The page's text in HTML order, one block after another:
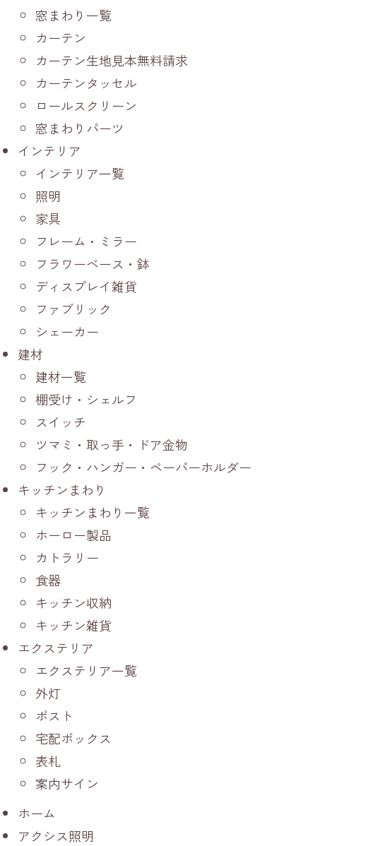
窓まわり一覧
カーテン
カーテン生地見本無料請求
カーテンタッセル
ロールスクリーン
窓まわりパーツ
インテリア
インテリア一覧
照明
家具
フレーム・ミラー
フラワーベース・鉢
ディスプレイ雑貨
ファブリック
シェーカー
建材
建材一覧
棚受け・シェルフ
スイッチ
ツマミ・取っ手・ドア金物
フック・ハンガー・ペーパーホルダー
キッチンまわり
キッチンまわり一覧
ホーロー製品
カトラリー
食器
キッチン収納
キッチン雑貨
エクステリア
エクステリア一覧
外灯
ポスト
宅配ボックス
表札
案内サイン
ホーム
アクシス照明